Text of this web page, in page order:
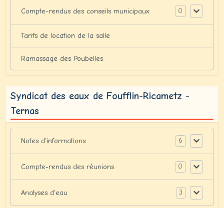
Compte-rendus des conseils municipaux 0
Tarifs de location de la salle
Ramassage des Poubelles
Syndicat des eaux de Foufflin-Ricametz -
Ternas
Notes d'informations 6
Compte-rendus des réunions 0
Analyses d'eau 3